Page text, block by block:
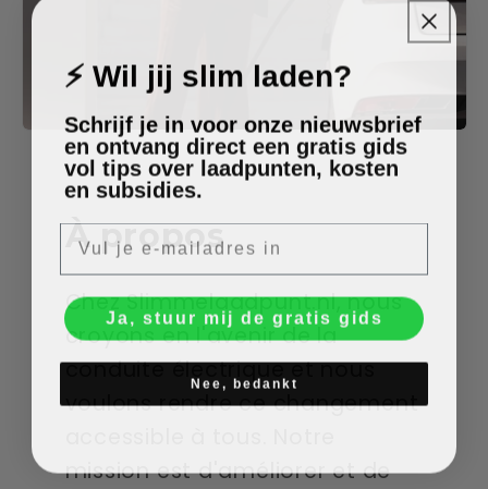
À propos
Chez Slimmelaadpunt.nl, nous
croyons en l'avenir de la
conduite électrique et nous
voulons rendre ce changement
mission est d'améliorer et de
⚡ Wil jij slim laden?
Schrijf je in voor onze nieuwsbrief
en ontvang direct een gratis gids
vol tips over laadpunten, kosten
en subsidies.
E-mail
Ja, stuur mij de gratis gids
Nee, bedankt